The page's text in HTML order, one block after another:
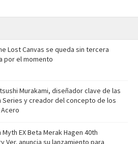
Lost Canvas se queda sin tercera
por el momento
Murakami, diseñador clave de las
Series y creador del concepto de los
EX Beta Merak Hagen 40th
Ver. anuncia su lanzamiento para